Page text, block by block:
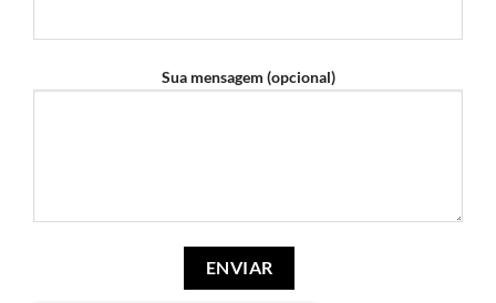
Sua mensagem (opcional)